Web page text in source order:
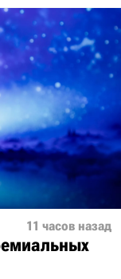
11 часов назад